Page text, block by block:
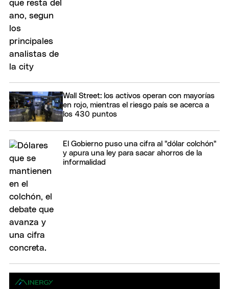
Wall Street: los activos operan con mayorías
en rojo, mientras el riesgo país se acerca a
los 430 puntos
El Gobierno puso una cifra al "dólar colchón"
y apura una ley para sacar ahorros de la
informalidad